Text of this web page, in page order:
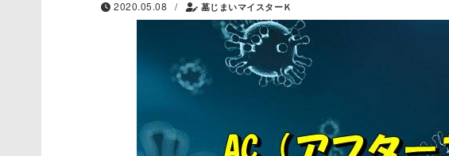
2020.05.08 / 墓じまいマイスターＫ